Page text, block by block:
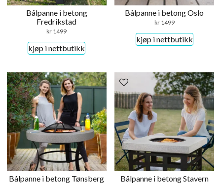
Bålpanne i betong
Fredrikstad
kr 1499
kjøp i nettbutikk
Bålpanne i betong Oslo
kr1499
kjøp i nettbutikk
Bålpanne i betong Tønsberg Bålpanne i betong Stavern